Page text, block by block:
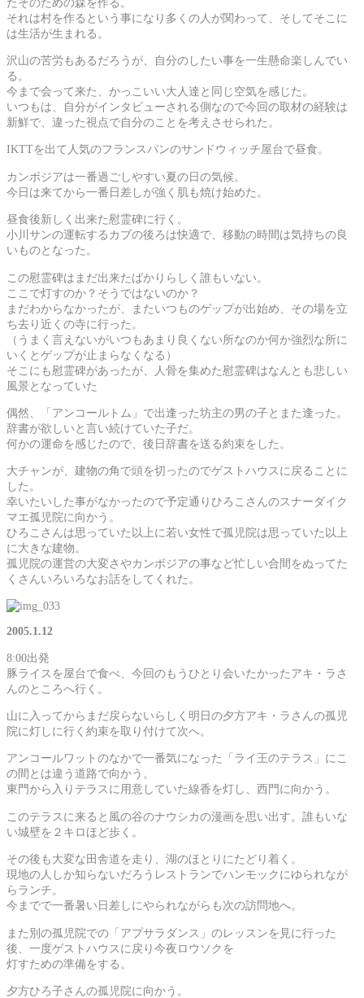
それは村を作るという事になり多くの人が関わって、そしてそこに
は生活が生まれる。
沢山の苦労もあるだろうが、自分のしたい事を一生懸命楽しんでい
る。
今まで会って来た、かっこいい大人達と同じ空気を感じた。
いつもは、自分がインタビューされる側なので今回の取材の経験は
新鮮で、違った視点で自分のことを考えさせられた。
IKTTを出て人気のフランスパンのサンドウィッチ屋台で昼食。
カンボジアは一番過ごしやすい夏の日の気候。
今日は来てから一番日差しが強く肌も焼け始めた。
昼食後新しく出来た慰霊碑に行く。
小川サンの運転するカブの後ろは快適で、移動の時間は気持ちの良
いものとなった。
この慰霊碑はまだ出来たばかりらしく誰もいない。
ここで灯すのか？そうではないのか？
まだわからなかったが、またいつものゲップが出始め、その場を立
ち去り近くの寺に行った。
（うまく言えないがいつもあまり良くない所なのか何か強烈な所に
いくとゲップが止まらなくなる）
そこにも慰霊碑があったが、人骨を集めた慰霊碑はなんとも悲しい
風景となっていた
偶然、「アンコールトム」で出逢った坊主の男の子とまた逢った。
辞書が欲しいと言い続けていた子だ。
何かの運命を感じたので、後日辞書を送る約束をした。
大チャンが、建物の角で頭を切ったのでゲストハウスに戻ることに
した。
幸いたいした事がなかったので予定通りひろこさんのスナーダイク
マエ孤児院に向かう。
ひろこさんは思っていた以上に若い女性で孤児院は思っていた以上
に大きな建物。
孤児院の運営の大変さやカンボジアの事など忙しい合間をぬってた
くさんいろいろなお話をしてくれた。
2005.1.12
8:00出発
豚ライスを屋台で食べ、今回のもうひとり会いたかったアキ・ラさ
んのところへ行く。
山に入ってからまだ戻らないらしく明日の夕方アキ・ラさんの孤児
院に灯しに行く約束を取り付けて次へ。
アンコールワットのなかで一番気になった「ライ王のテラス」にこ
の間とは違う道路で向かう。
東門から入りテラスに用意していた線香を灯し、西門に向かう。
このテラスに来ると風の谷のナウシカの漫画を思い出す。誰もいな
い城壁を２キロほど歩く。
その後も大変な田舎道を走り、湖のほとりにたどり着く。
現地の人しか知らないだろうレストランでハンモックにゆられなが
らランチ。
今までで一番暑い日差しにやられながらも次の訪問地へ。
また別の孤児院での「アプサラダンス」のレッスンを見に行った
後、一度ゲストハウスに戻り今夜ロウソクを
灯すための準備をする。
夕方ひろ子さんの孤児院に向かう。